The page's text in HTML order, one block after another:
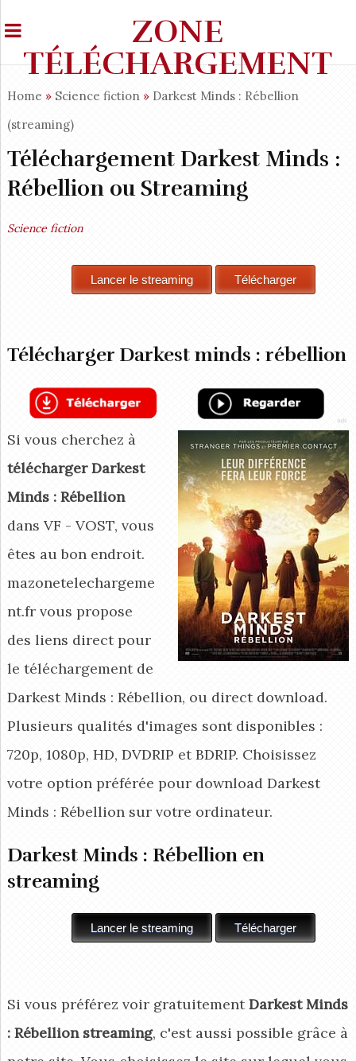
ZONE
TÉLÉCHARGEMENT
Home » Science fiction » Darkest Minds : Rébellion
(streaming)
Téléchargement Darkest Minds :
Rébellion ou Streaming
Science fiction
Télécharger Darkest minds : rébellion
Si vous cherchez à
télécharger Darkest
Minds : Rébellion
dans VF - VOST, vous
êtes au bon endroit.
mazonetelechargeme
nt.fr vous propose
des liens direct pour
le téléchargement de
Darkest Minds : Rébellion, ou direct download.
Plusieurs qualités d'images sont disponibles :
720p, 1080p, HD, DVDRIP et BDRIP. Choisissez
votre option préférée pour download Darkest
Minds : Rébellionsur votre ordinateur.
Darkest Minds : Rébellion en
streaming
Si vous préférez voir gratuitementDarkest Minds
: Rébellion streaming, c'est aussi possible grâce à